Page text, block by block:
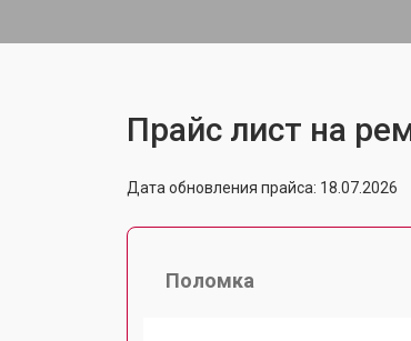
Прайс лист на
Дата обновления прайса: 18.07.2026
Поломка